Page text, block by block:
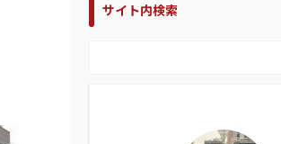
サイト内検索